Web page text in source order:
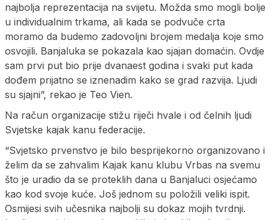
najbolja reprezentacija na svijetu. Možda smo mogli bolje
u individualnim trkama, ali kada se podvuče crta
moramo da budemo zadovoljni brojem medalja koje smo
osvojili. Banjaluka se pokazala kao sjajan domaćin. Ovdje
sam prvi put bio prije dvanaest godina i svaki put kada
dođem prijatno se iznenadim kako se grad razvija. Ljudi
su sjajni”, rekao je Teo Vien.
Na račun organizacije stižu riječi hvale i od čelnih ljudi
Svjetske kajak kanu federacije.
“Svjetsko prvenstvo je bilo besprijekorno organizovano i
želim da se zahvalim Kajak kanu klubu Vrbas na svemu
što je uradio da se proteklih dana u Banjaluci osjećamo
kao kod svoje kuće. Još jednom su položili veliki ispit.
Osmijesi svih učesnika najbolji su dokaz mojih tvrdnji.